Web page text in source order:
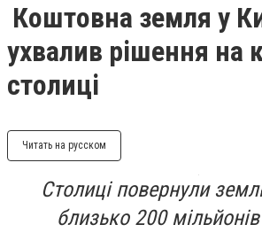
Коштовна земля у
ухвалив рішення на
столиці
Читать на русском
Столиці повернули
близько 200